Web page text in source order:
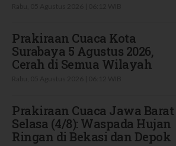
Prakiraan Cuaca Kota
Surabaya 5 Agustus 2026,
Cerah di Semua Wilayah
Prakiraan Cuaca Jawa Barat
Selasa (4/8): Waspada Hujan
Ringan di Bekasi dan Depok